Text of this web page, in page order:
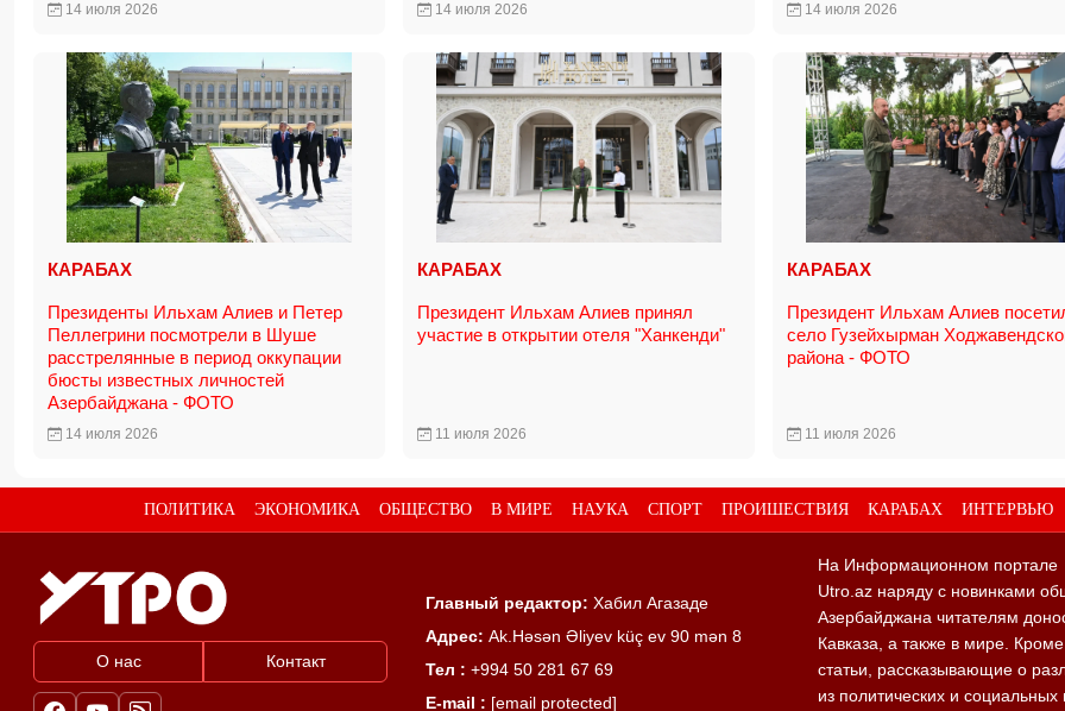
14 июля 2026 14 июля 2026 14 июля 2026
КАРАБАХ
Президенты Ильхам Алиев и Петер
Пеллегрини посмотрели в Шуше
расстрелянные в период оккупации
бюсты известных личностей
Азербайджана - ФОТО
14 июля 2026
КАРАБАХ
Президент Ильхам Алиев принял
участие в открытии отеля "Ханкенди"
11 июля 2026
КАРАБАХ
Президент Ильхам Алиев
село Гузейхырман
района - ФОТО
11 июля 2026
ПОЛИТИКА ЭКОНОМИКА ОБЩЕСТВО В МИРЕ НАУКА СПОРТ ПРОИШЕСТВИЯ КАРАБАХ ИНТЕРВЬЮ
О нас Контакт
Главный редактор: Хабил Агазаде
Адрес: Ak.Həsən Əliyev küç ev 90 mən 8
Тел : +994 50 281 67 69
E-mail : [email protected]
На Информационном портале
Utro.az наряду с новинками
Азербайджана читателям
Кавказа, а также в мире.
статьи, рассказывающие о
из политических и